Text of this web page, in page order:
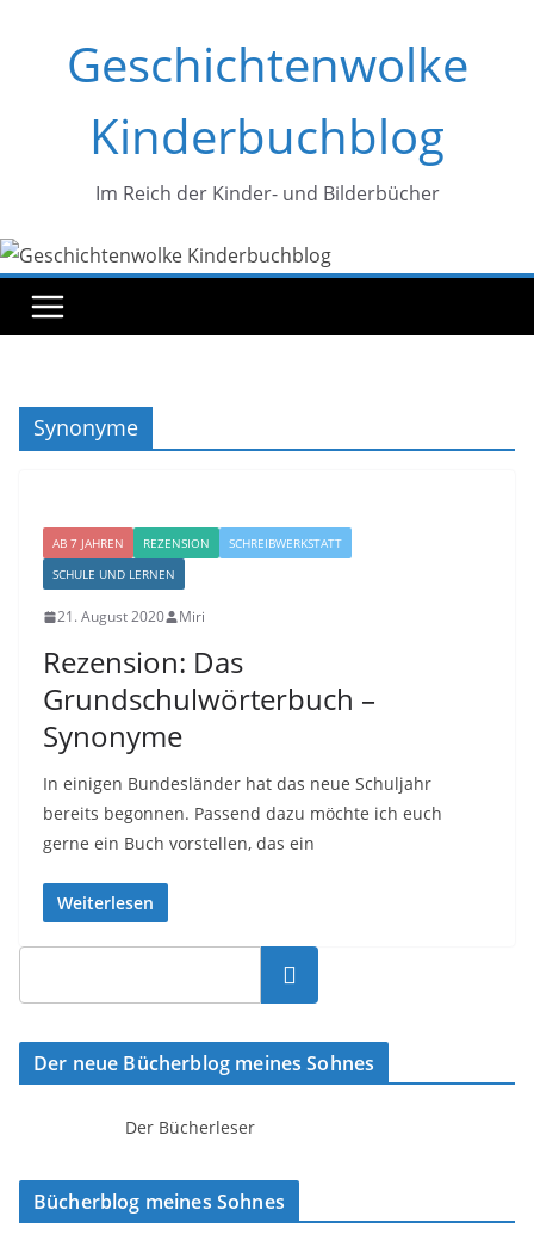
springenGeschichtenwolke
Kinderbuchblog
Im Reich der Kinder- und Bilderbücher
Synonyme
AB 7 JAHREN REZENSION
SCHREIBWERKSTATT
SCHULE UND LERNEN
21. August 2020 Miri
Rezension: Das
Grundschulwörterbuch –
Synonyme
In einigen Bundesländer hat das neue Schuljahr
bereits begonnen. Passend dazu möchte ich euch
gerne ein Buch vorstellen, das ein
Weiterlesen
Suchen
Der neue Bücherblog meines Sohnes
Der Bücherleser
Bücherblog meines Sohnes